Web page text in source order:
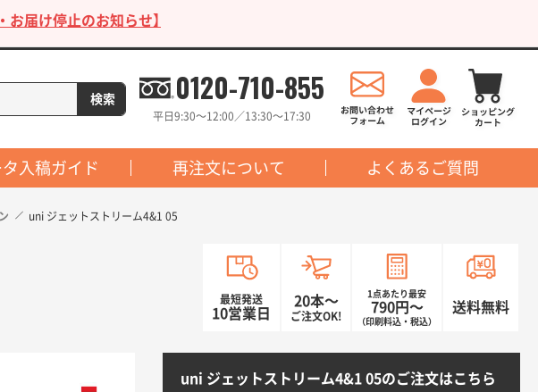
お届け停止のお知らせ】
0120-710-855
平日9:30〜12:00／13:30〜17:30
入稿ガイド 再注文について よくあるご質問
uni ジェットストリーム4&1 05
最短発送
10営業日
20本〜
ご注文OK!
1点あたり最安
790円〜
（印刷料込・税込）
送料無料
uni ジェットストリーム4&1 05のご注文はこちら